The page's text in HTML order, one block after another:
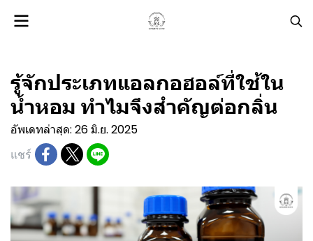
รู้จักประเภทแอลกอฮอล์ที่ใช้ใน
น้ำหอม ทำไมจึงสำคัญต่อกลิ่น
อัพเดทล่าสุด: 26 มิ.ย. 2025
แชร์